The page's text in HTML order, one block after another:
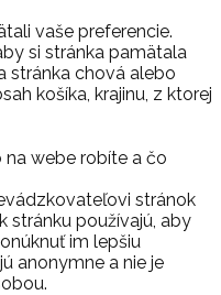
vaše preferencie.
si stránka pamätala
stránka chová alebo
košíka, krajinu, z ktorej
webe robíte a čo
stránok
stránku používajú, aby
im lepšiu
anonymne a nie je